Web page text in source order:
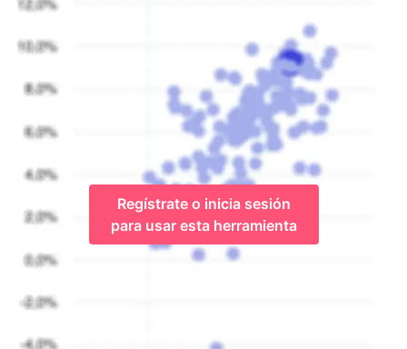
Regístrate o inicia sesión
para usar esta herramienta